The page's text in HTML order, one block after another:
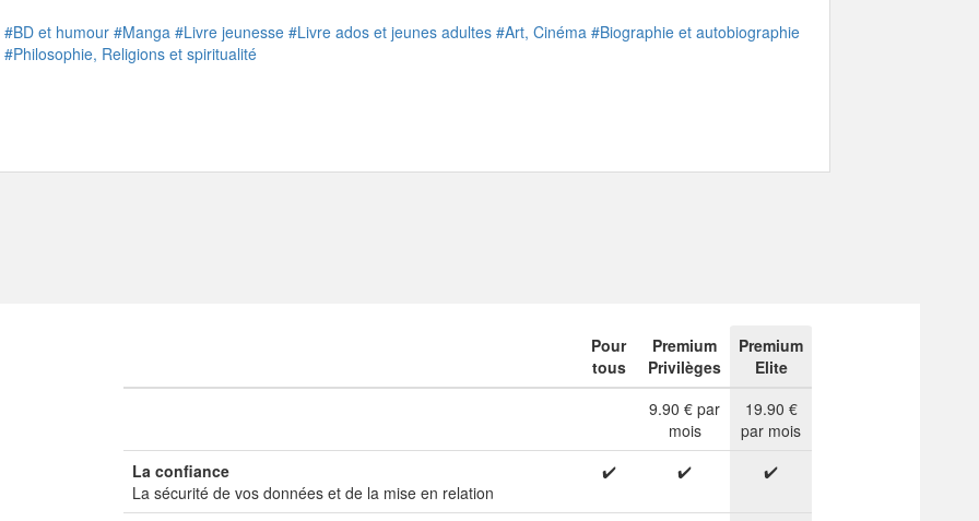
#BD et humour #Manga #Livre jeunesse #Livre ados et jeunes adultes #Art, Cinéma #Biographie et autobiographie
#Philosophie, Religions et spiritualité
Pour
tous
Premium
Privilèges
Premium
Elite
9.90 € par
mois
19.90 €
par mois
La confiance
La sécurité de vos données et de la mise en relation
✔️ ✔️ ✔️